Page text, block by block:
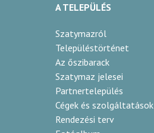
A TELEPÜLÉS
Szatymazról
Településtörténet
Az őszibarack
Szatymaz jelesei
Partnertelepülés
Cégek és szolgáltatások
Rendezési terv